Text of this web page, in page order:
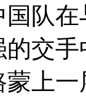
队
交
上